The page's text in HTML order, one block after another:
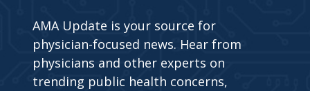
AMA Update is your source for
physician-focused news. Hear from
physicians and other experts on
trending public health concerns,